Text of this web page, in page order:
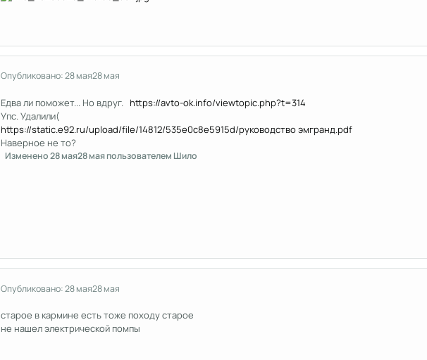
Опубликовано:28 мая28 мая
Едва ли поможет... Но вдруг. https://avto-ok.info/viewtopic.php?t=314
Упс. Удалили(
https://static.e92.ru/upload/file/14812/535e0c8e5915d/руководство эмгранд.pdf
Наверное не то?
Изменено28 мая28 маяпользователем Шило
Опубликовано:28 мая28 мая
старое в кармине есть тоже походу старое
не нашел электрической помпы